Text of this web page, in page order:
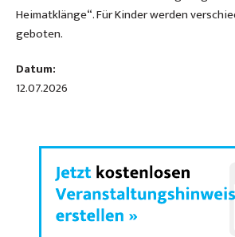
Heimatklänge“. Für Kinder werden
geboten.
Datum:
12.07.2026